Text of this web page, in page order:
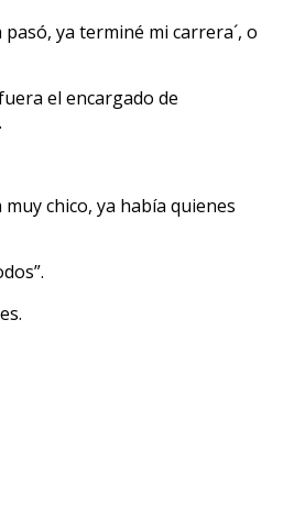
ya terminé mi carrera´, o
el encargado de
chico, ya había quienes